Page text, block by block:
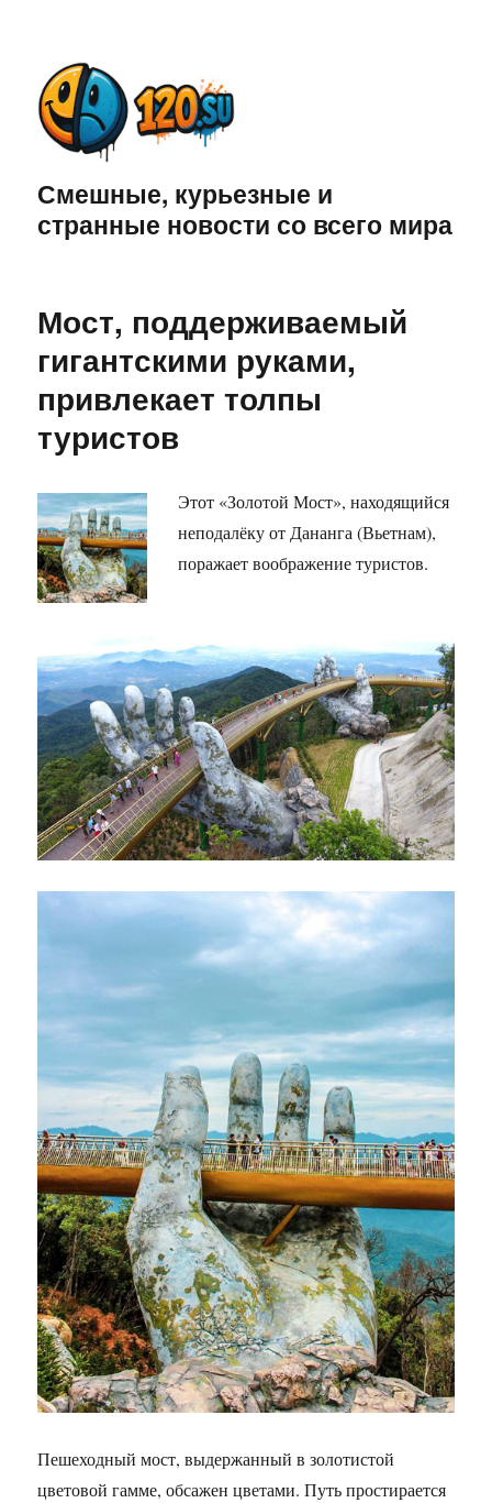
Смешные, курьезные и
странные новости со всего мира
Мост, поддерживаемый
гигантскими руками,
привлекает толпы
туристов
Этот «Золотой Мост», находящийся
неподалёку от Дананга (Вьетнам),
поражает воображение туристов.
Пешеходный мост, выдержанный в золотистой
цветовой гамме, обсажен цветами. Путь простирается